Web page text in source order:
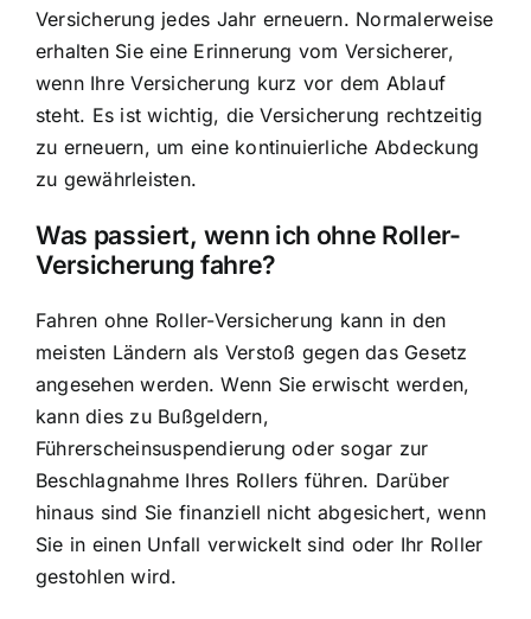
Versicherung jedes Jahr erneuern. Normalerweise
erhalten Sie eine Erinnerung vom Versicherer,
wenn Ihre Versicherung kurz vor dem Ablauf
steht. Es ist wichtig, die Versicherung rechtzeitig
zu erneuern, um eine kontinuierliche Abdeckung
zu gewährleisten.
Was passiert, wenn ich ohne Roller-
Versicherung fahre?
Fahren ohne Roller-Versicherung kann in den
meisten Ländern als Verstoß gegen das Gesetz
angesehen werden. Wenn Sie erwischt werden,
kann dies zu Bußgeldern,
Führerscheinsuspendierung oder sogar zur
Beschlagnahme Ihres Rollers führen. Darüber
hinaus sind Sie finanziell nicht abgesichert, wenn
Sie in einen Unfall verwickelt sind oder Ihr Roller
gestohlen wird.